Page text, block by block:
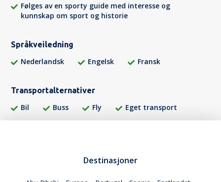
Følges av en sporty guide med interesse og
kunnskap om sport og historie
Språkveiledning
Nederlandsk Engelsk Fransk
Transportalternativer
Bil Buss Fly Eget transport
Destinasjoner